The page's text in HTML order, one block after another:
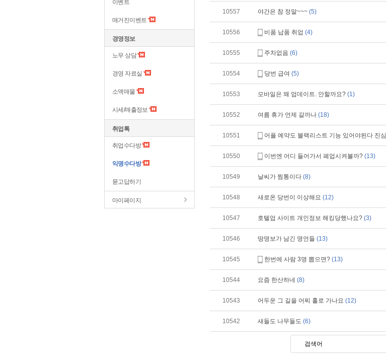
이벤트
매거진이벤트
경영정보
노무 상담
경영 자료실
소액매물
시세/매출정보
취업톡
취업수다방
익명수다방
묻고답하기
마이페이지
10557 야간은 참 정말~~~ (5)
10556 비품 납품 취업 (4)
10555 주차없음 (6)
10554 당번 급여 (5)
10553 모바일은 왜 업데이트. 안할까요? (1)
10552 여름 휴가 언제 갈까나 (18)
10551 어플 예약도 블랙리스트 기능 있어야된다 진심
10550 이번엔 어디 들어가서 폐업시켜볼까? (13)
10549 날씨가 찜통이다 (8)
10548 새로온 당번이 이상해요 (12)
10547 호텔업 사이트 개인정보 해킹당했나요? (3)
10546 땅명보가 남긴 명언들 (13)
10545 한번에 사람 3명 뽑으면? (13)
10544 요즘 한산하네 (8)
10543 어두운 그 길을 어찌 홀로 가나요 (12)
10542 새들도 나무들도 (6)